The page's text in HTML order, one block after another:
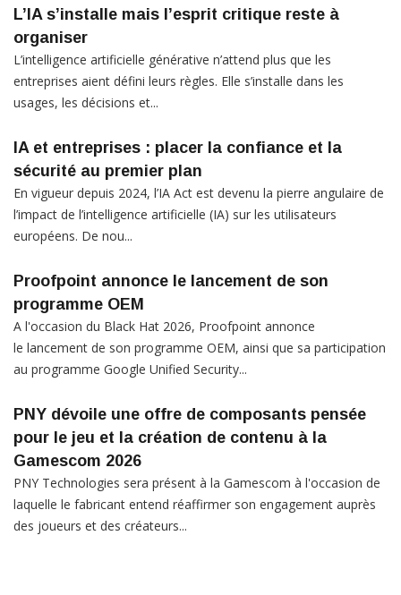
L’IA s’installe mais l’esprit critique reste à
organiser
L’intelligence artificielle générative n’attend plus que les
entreprises aient défini leurs règles. Elle s’installe dans les
usages, les décisions et...
IA et entreprises : placer la confiance et la
sécurité au premier plan
En vigueur depuis 2024, l’IA Act est devenu la pierre angulaire de
l’impact de l’intelligence artificielle (IA) sur les utilisateurs
européens. De nou...
Proofpoint annonce le lancement de son
programme OEM
A l'occasion du Black Hat 2026, Proofpoint annonce
le lancement de son programme OEM, ainsi que sa participation
au programme Google Unified Security...
PNY dévoile une offre de composants pensée
pour le jeu et la création de contenu à la
Gamescom 2026
PNY Technologies sera présent à la Gamescom à l'occasion de
laquelle le fabricant entend réaffirmer son engagement auprès
des joueurs et des créateurs...